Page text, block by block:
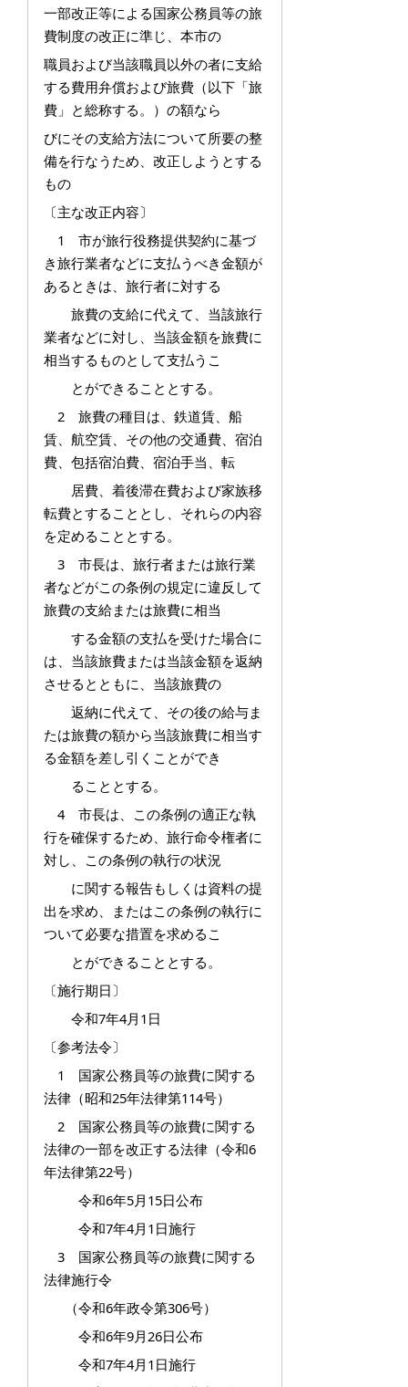
一部改正等による国家公務員等の旅
費制度の改正に準じ、本市の
職員および当該職員以外の者に支給
する費用弁償および旅費（以下「旅
費」と総称する。）の額なら
びにその支給方法について所要の整
備を行なうため、改正しようとする
もの
〔主な改正内容〕
1 市が旅行役務提供契約に基づ
き旅行業者などに支払うべき金額が
あるときは、旅行者に対する
旅費の支給に代えて、当該旅行
業者などに対し、当該金額を旅費に
相当するものとして支払うこ
とができることとする。
2 旅費の種目は、鉄道賃、船
賃、航空賃、その他の交通費、宿泊
費、包括宿泊費、宿泊手当、転
居費、着後滞在費および家族移
転費とすることとし、それらの内容
を定めることとする。
3 市長は、旅行者または旅行業
者などがこの条例の規定に違反して
旅費の支給または旅費に相当
する金額の支払を受けた場合に
は、当該旅費または当該金額を返納
させるとともに、当該旅費の
返納に代えて、その後の給与ま
たは旅費の額から当該旅費に相当す
る金額を差し引くことができ
ることとする。
4 市長は、この条例の適正な執
行を確保するため、旅行命令権者に
対し、この条例の執行の状況
に関する報告もしくは資料の提
出を求め、またはこの条例の執行に
ついて必要な措置を求めるこ
とができることとする。
〔施行期日〕
令和7年4月1日
〔参考法令〕
1 国家公務員等の旅費に関する
法律（昭和25年法律第114号）
2 国家公務員等の旅費に関する
法律の一部を改正する法律（令和6
年法律第22号）
令和6年5月15日公布
令和7年4月1日施行
3 国家公務員等の旅費に関する
法律施行令
（令和6年政令第306号）
令和6年9月26日公布
令和7年4月1日施行